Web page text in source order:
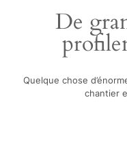
De
Quelque chose
chantier